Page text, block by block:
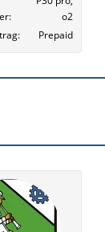
o2
Prepaid